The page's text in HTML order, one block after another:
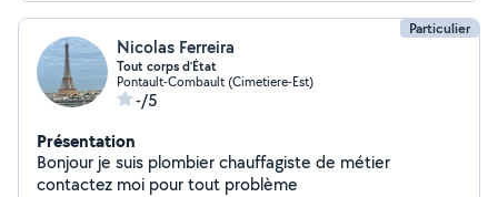
Particulier
Nicolas Ferreira
Tout corps d’État
Pontault-Combault (Cimetiere-Est)
-/5
Présentation
Bonjour je suis plombier chauffagiste de métier
contactez moi pour tout problème